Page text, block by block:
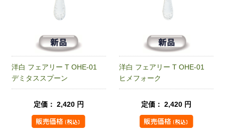
洋白 フェアリー T OHE-01
デミタススプーン
定価： 2,420 円
洋白 フェアリー T OHE-01
ヒメフォーク
定価： 2,420 円